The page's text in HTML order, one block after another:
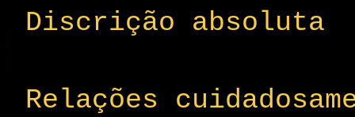
Discrição absoluta
Relações